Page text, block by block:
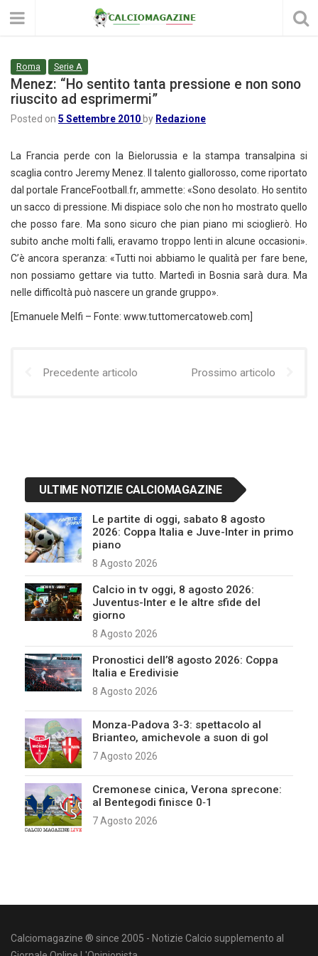
Roma Serie A
Menez: “Ho sentito tanta pressione e non sono
riuscito ad esprimermi”
Posted on 5 Settembre 2010 by Redazione
La Francia perde con la Bielorussia e la stampa transalpina si
scaglia contro Jeremy Menez. Il talento giallorosso, come riportato
dal portale FranceFootball.fr, ammette: «Sono desolato. Ho sentito
un sacco di pressione. Mi dispiace solo che non ho mostrato quello
che posso fare. Ma sono sicuro che pian piano mi scioglierò. Ho
subito anche molti falli, eravamo troppo lenti in alcune occasioni».
C’è ancora speranza: «Tutti noi abbiamo le qualità per fare bene,
non possiamo gettare via tutto. Martedì in Bosnia sarà dura. Ma
nelle difficoltà può nascere un grande gruppo».
[Emanuele Melfi – Fonte: www.tuttomercatoweb.com]
Precedente articolo Prossimo articolo
ULTIME NOTIZIE CALCIOMAGAZINE
Le partite di oggi, sabato 8 agosto
2026: Coppa Italia e Juve-Inter in primo
piano
8 Agosto 2026
Calcio in tv oggi, 8 agosto 2026:
Juventus-Inter e le altre sfide del
giorno
8 Agosto 2026
Pronostici dell’8 agosto 2026: Coppa
Italia e Eredivisie
8 Agosto 2026
Monza-Padova 3-3: spettacolo al
Brianteo, amichevole a suon di gol
7 Agosto 2026
Cremonese cinica, Verona sprecone:
al Bentegodi finisce 0‑1
7 Agosto 2026
Calciomagazine ® since 2005 - Notizie Calcio supplemento al